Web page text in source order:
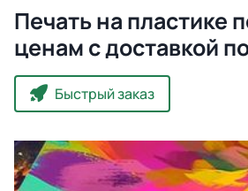
Печать на пластике
ценам с доставкой
Быстрый заказ